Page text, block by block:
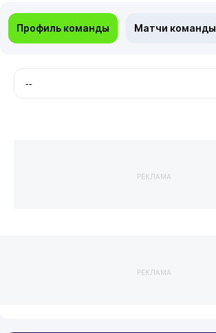
Профиль команды Матчи команды
РЕКЛАМА
РЕКЛАМА